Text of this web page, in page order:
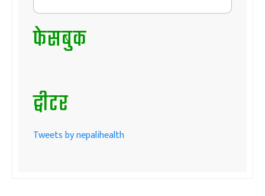
फेसबुक
ट्वीटर
Tweets by nepalihealth